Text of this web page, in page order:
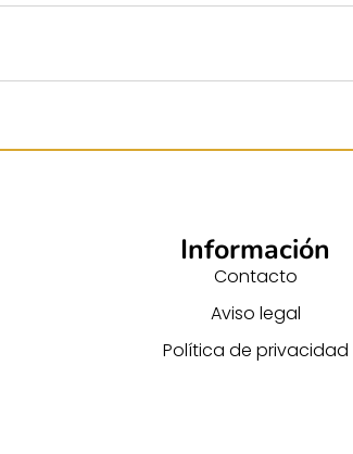
Información
Contacto
Aviso legal
Política de privacidad